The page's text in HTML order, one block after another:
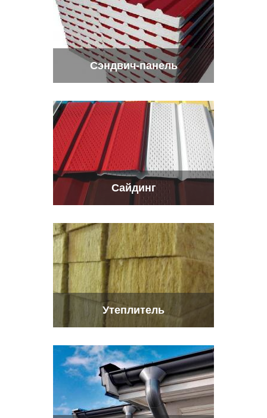
Сэндвич-панель
Сайдинг
Утеплитель